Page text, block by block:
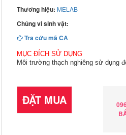
Thương hiệu: MELAB
Chủng vi sinh vật:
Tra cứu mã CA
MỤC ĐÍCH SỬ DỤNG
Môi trường thạch nghiêng sử dụng
ĐẶT MUA